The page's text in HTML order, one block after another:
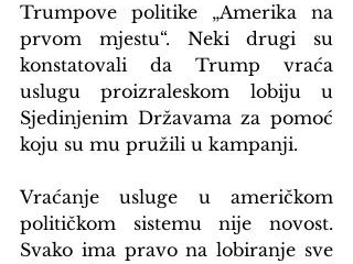
Trumpove politike „Amerika na
prvom mjestu“. Neki drugi su
konstatovali da Trump vraća
uslugu proizraleskom lobiju u
Sjedinjenim Državama za pomoć
koju su mu pružili u kampanji.
Vraćanje usluge u američkom
političkom sistemu nije novost.
Svako ima pravo na lobiranje sve